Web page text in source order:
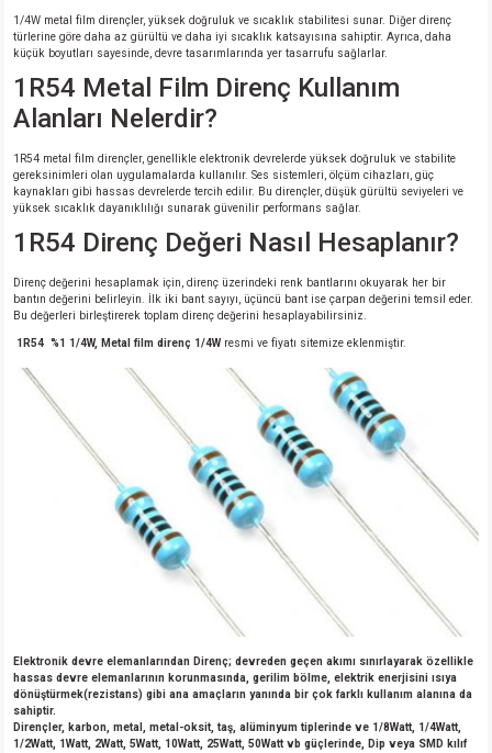
1/4W metal film dirençler, yüksek doğruluk ve sıcaklık stabilitesi sunar. Diğer direnç
türlerine göre daha az gürültü ve daha iyi sıcaklık katsayısına sahiptir. Ayrıca, daha
küçük boyutları sayesinde, devre tasarımlarında yer tasarrufu sağlarlar.
1R54 Metal Film Direnç Kullanım
Alanları Nelerdir?
1R54 metal film dirençler, genellikle elektronik devrelerde yüksek doğruluk ve stabilite
gereksinimleri olan uygulamalarda kullanılır. Ses sistemleri, ölçüm cihazları, güç
kaynakları gibi hassas devrelerde tercih edilir. Bu dirençler, düşük gürültü seviyeleri ve
yüksek sıcaklık dayanıklılığı sunarak güvenilir performans sağlar.
1R54 Direnç Değeri Nasıl Hesaplanır?
Direnç değerini hesaplamak için, direnç üzerindeki renk bantlarını okuyarak her bir
bantın değerini belirleyin. İlk iki bant sayıyı, üçüncü bant ise çarpan değerini temsil eder.
Bu değerleri birleştirerek toplam direnç değerini hesaplayabilirsiniz.
1R54 %1 1/4W, Metal film direnç 1/4Wresmi ve fiyatı sitemize eklenmiştir.
Elektronik devre elemanlarından Direnç; devreden geçen akımı sınırlayarak özellikle
hassas devre elemanlarının korunmasında, gerilim bölme, elektrik enerjisini ısıya
dönüştürmek(rezistans) gibi ana amaçların yanında bir çok farklı kullanım alanına da
sahiptir.
Dirençler, karbon, metal, metal-oksit, taş, alüminyum tiplerinde ve 1/8Watt, 1/4Watt,
1/2Watt, 1Watt, 2Watt, 5Watt, 10Watt, 25Watt, 50Watt vb güçlerinde, Dip veya SMD kılıf